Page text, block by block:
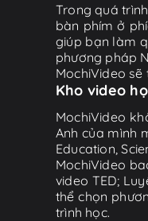
Trong quá
bàn phím ở
giúp bạn làm
phương pháp
MochiVideo
Kho video
MochiVideo
Anh của mình
Education,
MochiVideo
video TED;
thể chọn
trình học.